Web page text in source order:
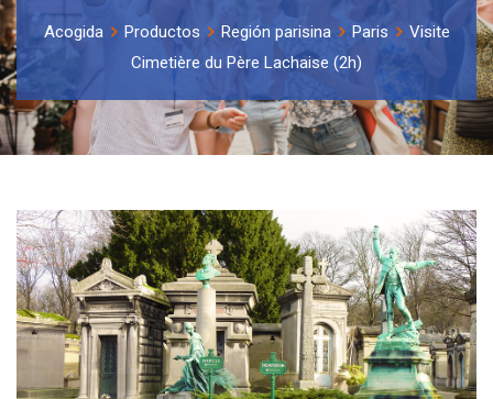
Acogida Productos Región parisina Paris
Visite
Cimetière du Père Lachaise (2h)